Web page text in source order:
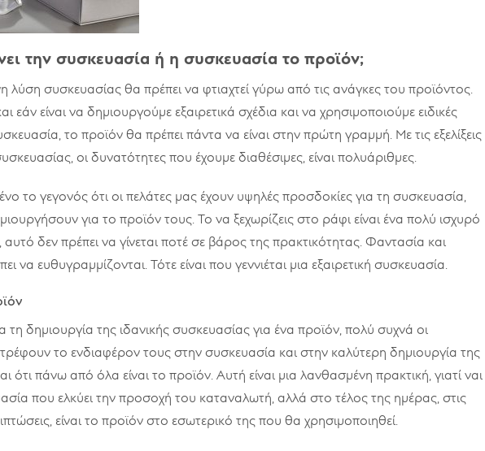
την συσκευασία ή η συσκευασία το προϊόν;
λύση συσκευασίας θα πρέπει να φτιαχτεί γύρω από τις ανάγκες του προϊόντος.
εάν είναι να δημιουργούμε εξαιρετικά σχέδια και να χρησιμοποιούμε ειδικές
το προϊόν θα πρέπει πάντα να είναι στην πρώτη γραμμή. Με τις εξελίξεις
οι δυνατότητες που έχουμε διαθέσιμες, είναι πολυάριθμες.
το γεγονός ότι οι πελάτες μας έχουν υψηλές προσδοκίες για τη συσκευασία,
για το προϊόν τους. Το να ξεχωρίζεις στο ράφι είναι ένα πολύ ισχυρό
δεν πρέπει να γίνεται ποτέ σε βάρος της πρακτικότητας. Φαντασία και
να ευθυγραμμίζονται. Τότε είναι που γεννιέται μια εξαιρετική συσκευασία.
τη δημιουργία της ιδανικής συσκευασίας για ένα προϊόν, πολύ συχνά οι
το ενδιαφέρον τους στην συσκευασία και στην καλύτερη δημιουργία της
ότι πάνω από όλα είναι το προϊόν. Αυτή είναι μια λανθασμένη πρακτική, γιατί ναι
που ελκύει την προσοχή του καταναλωτή, αλλά στο τέλος της ημέρας, στις
είναι το προϊόν στο εσωτερικό της που θα χρησιμοποιηθεί.